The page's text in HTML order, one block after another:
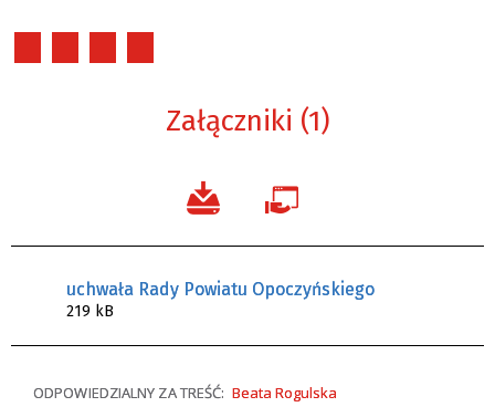
Załączniki (1)
uchwała Rady Powiatu Opoczyńskiego
219 kB
ODPOWIEDZIALNY ZA TREŚĆ: Beata Rogulska